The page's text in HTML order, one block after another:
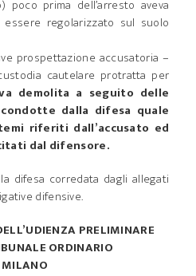
poco prima dell’arresto aveva
regolarizzato sul suolo
prospettazione accusatoria –
cautelare protratta per
demolita a seguito delle
dalla difesa quale
riferiti dall’accusato ed
dal difensore.
difesa corredata dagli allegati
difensive.
PRELIMINARE
ORDINARIO